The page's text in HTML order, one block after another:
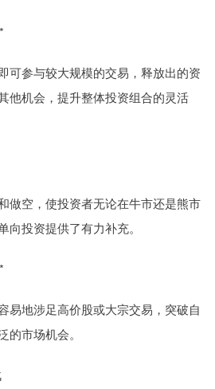
可参与较大规模的交易，释放出的资
他机会，提升整体投资组合的灵活
做空，使投资者无论在牛市还是熊市
投资提供了有力补充。
易地涉足高价股或大宗交易，突破自
市场机会。